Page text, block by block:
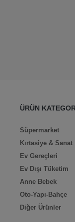
ÜRÜN
Süpermarket
Kırtasiye & Sanat
Ev Gereçleri
Ev Dışı Tüketim
Anne Bebek
Oto-Yapı-Bahçe
Diğer Ürünler